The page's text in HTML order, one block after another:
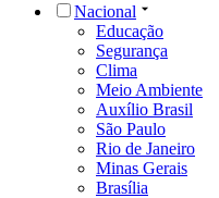
Nacional
Educação
Segurança
Clima
Meio Ambiente
Auxílio Brasil
São Paulo
Rio de Janeiro
Minas Gerais
Brasília